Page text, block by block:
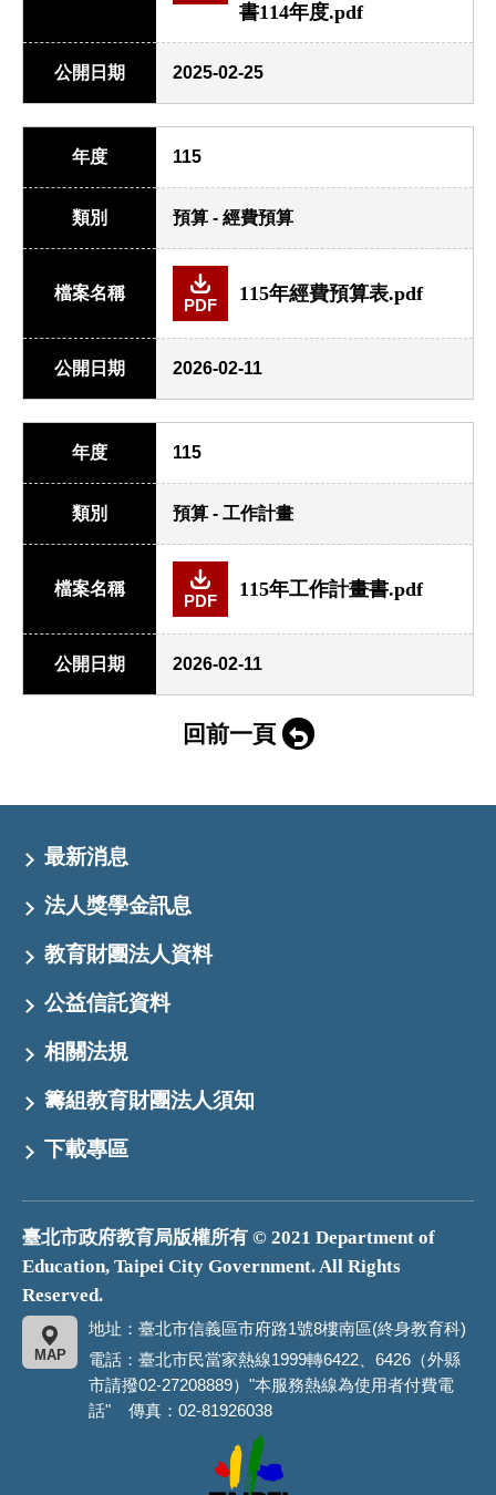
書114年度.pdf
公開日期 2025-02-25
年度 115
類別 預算 - 經費預算
檔案名稱
PDF
115年經費預算表.pdf
公開日期 2026-02-11
年度 115
類別 預算 - 工作計畫
檔案名稱
PDF
115年工作計畫書.pdf
公開日期 2026-02-11
回前一頁
最新消息
法人獎學金訊息
教育財團法人資料
公益信託資料
相關法規
籌組教育財團法人須知
下載專區
臺北市政府教育局版權所有 © 2021 Department of
Education, Taipei City Government. All Rights
Reserved.
地址：臺北市信義區市府路1號8樓南區(終身教育科)
MAP
電話：臺北市民當家熱線1999轉6422、6426（外縣
市請撥02-27208889）"本服務熱線為使用者付費電
話" 傳真：02-81926038
市
政